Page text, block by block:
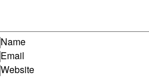
Name
Email
Website